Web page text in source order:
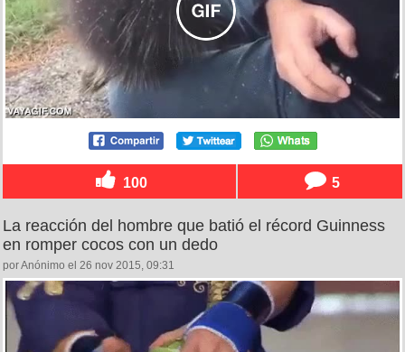
100 5
La reacción del hombre que batió el récord Guinness
en romper cocos con un dedo
por Anónimo el 26 nov 2015, 09:31